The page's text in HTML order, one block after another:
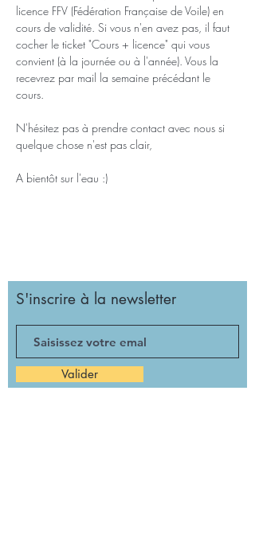
licence FFV (Fédération Française de Voile) en
cours de validité. Si vous n'en avez pas, il faut
cocher le ticket "Cours + licence" qui vous
convient (à la journée ou à l'année). Vous la
recevrez par mail la semaine précédant le
cours.
N'hésitez pas à prendre contact avec nous si
quelque chose n'est pas clair,
A bientôt sur l'eau :)
S'inscrire à la newsletter
Valider